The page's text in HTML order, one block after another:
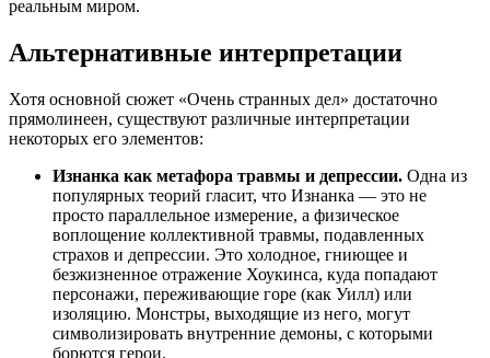
реальным миром.
Альтернативные интерпретации
Хотя основной сюжет «Очень странных дел» достаточно
прямолинеен, существуют различные интерпретации
некоторых его элементов:
Изнанка как метафора травмы и депрессии. Одна из
популярных теорий гласит, что Изнанка — это не
просто параллельное измерение, а физическое
воплощение коллективной травмы, подавленных
страхов и депрессии. Это холодное, гниющее и
безжизненное отражение Хоукинса, куда попадают
персонажи, переживающие горе (как Уилл) или
изоляцию. Монстры, выходящие из него, могут
символизировать внутренние демоны, с которыми
борются герои.